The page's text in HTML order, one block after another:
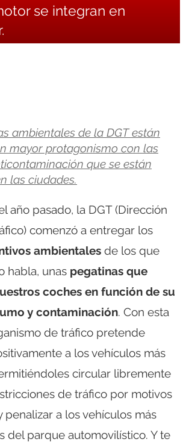
se integran en
ambientales de la DGT están
mayor protagonismo con las
que se están
las ciudades.
año pasado, la DGT (Dirección
comenzó a entregar los
ambientales de los que
habla, unas pegatinas que
coches en función de su
y contaminación. Con esta
de tráfico pretende
a los vehículos más
circular libremente
de tráfico por motivos
penalizar a los vehículos más
del parque automovilístico. Y te